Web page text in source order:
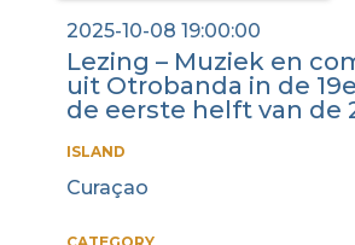
2025-10-08 19:00:00
Lezing – Muziek en
uit Otrobanda in de
de eerste helft van de
ISLAND
Curaçao